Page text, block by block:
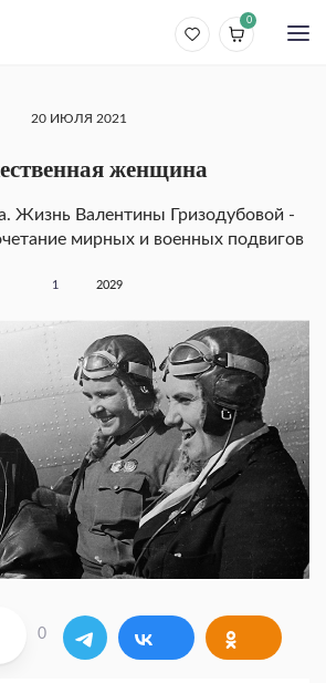
0
20 ИЮЛЯ 2021
женщина
Жизнь Валентины Гризодубовой -
мирных и военных подвигов
1 2029
0